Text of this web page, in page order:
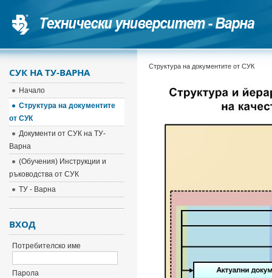
Структура на документите от СУК
СУК НА ТУ-ВАРНА
Начало
Структура на документите
от СУК
Документи от СУК на ТУ-
Варна
(Обучения) Инструкции и
ръководства от СУК
ТУ - Варна
ВХОД
Потребителско име
Парола